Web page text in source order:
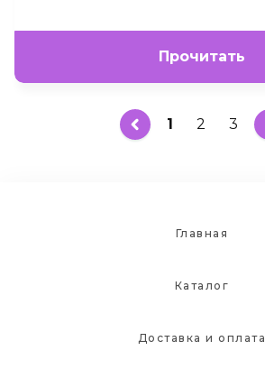
Прочитать
1 2 3
Главная
Каталог
Доставка и оплата